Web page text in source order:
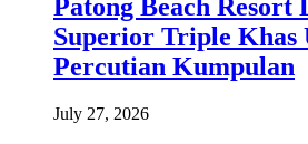
Patong Beach
Superior Triple Khas
Percutian Kumpulan
July 27, 2026